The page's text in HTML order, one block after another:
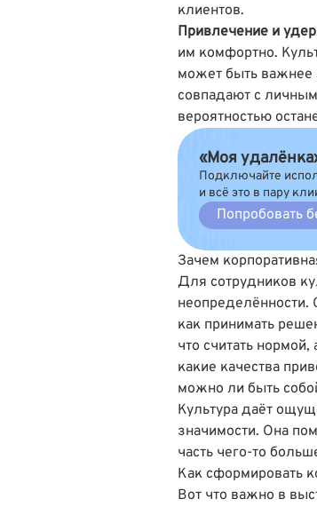
клиентов.
Привлечение и
им комфортно.
может быть важнее
совпадают с
вероятностью
«Моя
Подключайте
и всё это в пару
Попробовать
Зачем
Для сотрудников
неопределённости.
как принимать
что считать
какие качества
можно ли быть
Культура даёт
значимости. Она
часть чего-то
Как сформировать
Вот что важно в